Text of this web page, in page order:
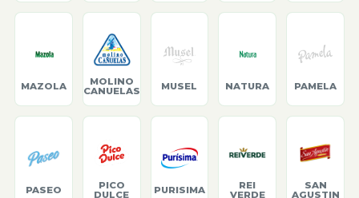
MAZOLA
MOLINO
CANUELAS
MUSEL NATURA PAMELA
PASEO
PICO
DULCE
PURISIMA
REI
VERDE
SAN
AGUSTIN